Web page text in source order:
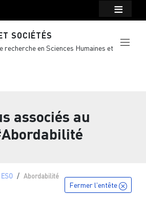
SOCIÉTÉS
recherche en Sciences Humaines et
associés au
Abordabilité
Fermer l'entête